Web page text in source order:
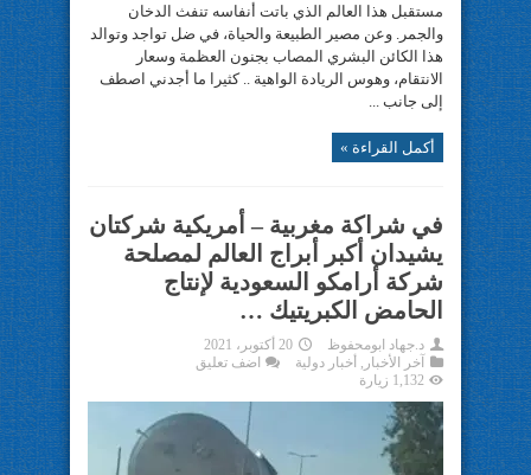
مستقبل هذا العالم الذي باتت أنفاسه تنفث الدخان
والجمر. وعن مصير الطبيعة والحياة، في ضل تواجد وتوالد
هذا الكائن البشري المصاب بجنون العظمة وسعار
الانتقام، وهوس الريادة الواهية .. كثيرا ما أجدني اصطف
إلى جانب ...
أكمل القراءة »
في شراكة مغربية – أمريكية شركتان
يشيدان أكبر أبراج العالم لمصلحة
شركة أرامكو السعودية لإنتاج
الحامض الكبريتيك …
د.جهاد ابومحفوظ
20 أكتوبر، 2021
آخر الأخبار , أخبار دولية
اضف تعليق
1,132 زيارة